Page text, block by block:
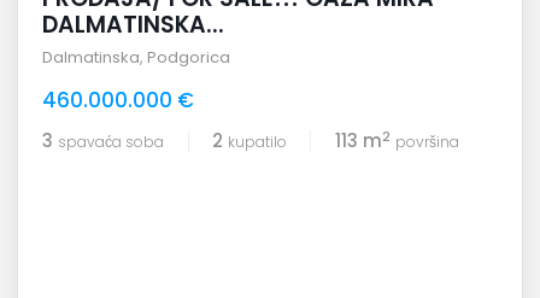
DALMATINSKA...
Dalmatinska, Podgorica
460.000.000 €
3 spavaća soba 2 kupatilo 113 m2 površina